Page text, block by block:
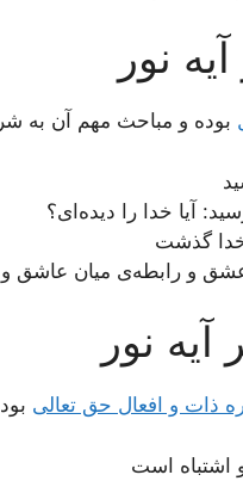
نور
بوده و مباحث مهم آن به
آیا خدا را دیده‌ای؟
خدا گذشت
و رابطه‌ی میان عاشق
نور
ذات و افعال حق تعالى
اشتباه است